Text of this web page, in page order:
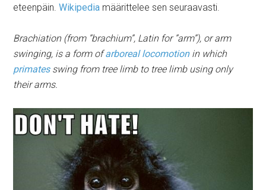
eteenpäin.Wikipedia määrittelee sen seuraavasti.
Brachiation(from ”brachium”, Latin for ”arm”), or arm
swinging, is a form ofarboreal locomotionin which
primatesswing from tree limb to tree limb using only
their arms.